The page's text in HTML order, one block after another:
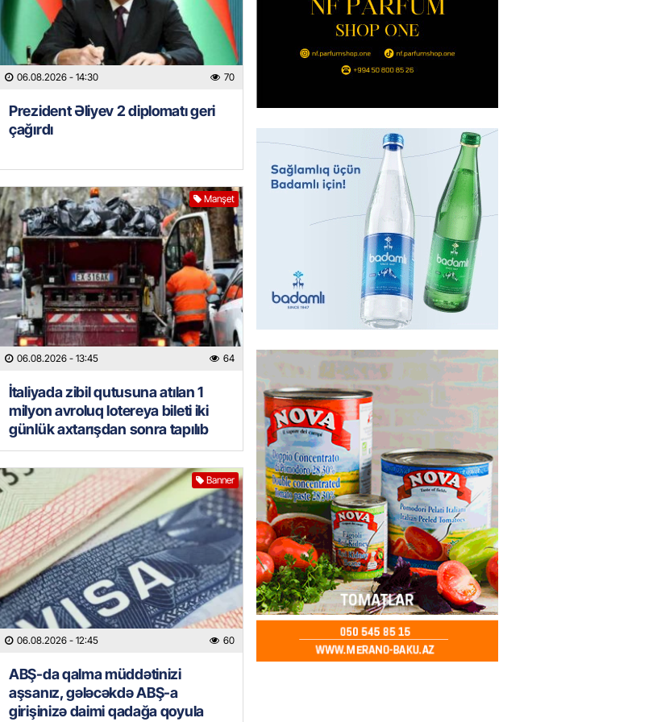
06.08.2026 - 14:30 70
Prezident Əliyev 2 diplomatı geri
çağırdı
Manşet
06.08.2026 - 13:45 64
İtaliyada zibil qutusuna atılan 1
milyon avroluq lotereya bileti iki
günlük axtarışdan sonra tapılıb
Banner
06.08.2026 - 12:45 60
ABŞ-da qalma müddətinizi
aşsanız, gələcəkdə ABŞ-a
girişinizə daimi qadağa qoyula
Sarkisyanın əmlakı müsadirə EDİLDİ
- 14:00
İtaliyada zibil qutusuna atılan 1 milyon
avroluq lotereya bileti iki günlük
axtarışdan sonra tapılıb
64
Tərtərdə FACİƏ – Ər-arvad yanaraq
06.08.2026- 13:30 75
Tramp: İranla müharibəyə yox, sülhə
üstünlük verərdim
06.08.2026- 13:15
GÜNDƏM
Azərbaycan üzərindən Ermənistana
Rusiya buğdası gedib
06.08.2026- 13:00 76
BANNER
ABŞ-da qalma müddətinizi aşsanız,
gələcəkdə ABŞ-a girişinizə daimi
qadağa qoyula bilər
06.08.2026- 12:45 60